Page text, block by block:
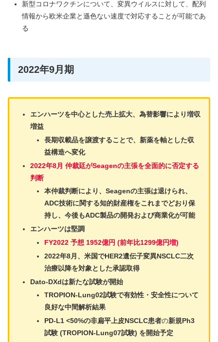
新型コロナワクチンについて、変異ウイルスに対して、配列
情報から欧米企業と遜色ない速度で対応することが可能であ
る
2022年9月期
エンハーツを中心とした売上拡大、為替影響により増収
増益
長期収載品を譲渡することで、新薬を軸とした収
益構造へ変化
2022年8月 仲裁廷がSeagenの主張を全面的に否定する
判断
本仲裁判断により、Seagenの主張は退けられ、
ADC技術に関する知的財産権をこれまでどおり保
持し、今後もADC製品の開発および商業化が可能
エンハーツは堅調
FY2022 予想 1952億円 (前年比1299億円増)
2022年8月、米国でHER2遺伝子変異NSCLC二次
治療以降を対象とした承認取得
Dato-DXdは新たな試験が開始
TROPION-Lung02試験で有効性・安全性について
良好な中間解析結果
PD-L1 <50%の非扁平上皮NSCLC患者の新規Ph3
試験(TROPION-Lung07試験) を開始予定